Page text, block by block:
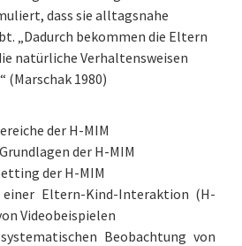
dass sie alltagsnahe
„Dadurch bekommen die Eltern
natürliche Verhaltensweisen
1980)
der H-MIM
der H-MIM
der H-MIM
einer Eltern-Kind-Interaktion (H-
Videobeispielen
Beobachtung von